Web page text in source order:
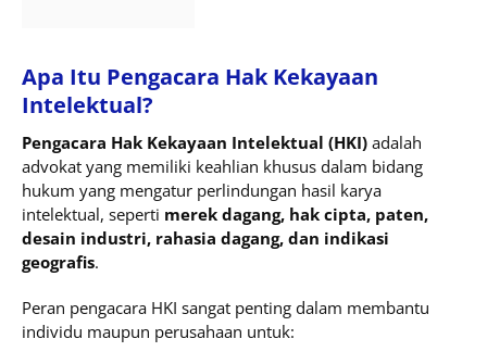
Apa Itu Pengacara Hak Kekayaan
Intelektual?
Pengacara Hak Kekayaan Intelektual (HKI) adalah
advokat yang memiliki keahlian khusus dalam bidang
hukum yang mengatur perlindungan hasil karya
intelektual, seperti merek dagang, hak cipta, paten,
desain industri, rahasia dagang, dan indikasi
geografis.
Peran pengacara HKI sangat penting dalam membantu
individu maupun perusahaan untuk: